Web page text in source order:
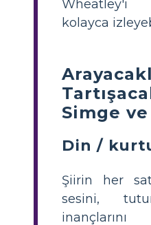
Wheatley'i
kolayca
Simge
Din /
Şiirin her
sesini,